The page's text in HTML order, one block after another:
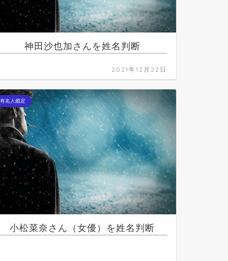
神田沙也加さんを姓名判断
2021年12月22日
有名人鑑定
小松菜奈さん（女優）を姓名判断